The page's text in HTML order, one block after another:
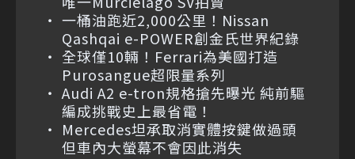
一桶油跑近2,000公里！Nissan
Qashqai e-POWER創金氏世界紀錄
全球僅10輛！Ferrari為美國打造
Purosangue超限量系列
Audi A2 e-tron規格搶先曝光 純前驅
編成挑戰史上最省電！
Mercedes坦承取消實體按鍵做過頭
但車內大螢幕不會因此消失